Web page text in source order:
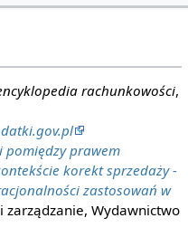
rachunkowości,
pomiędzy prawem
korekt sprzedaży -
zastosowań w
zarządzanie, Wydawnictwo